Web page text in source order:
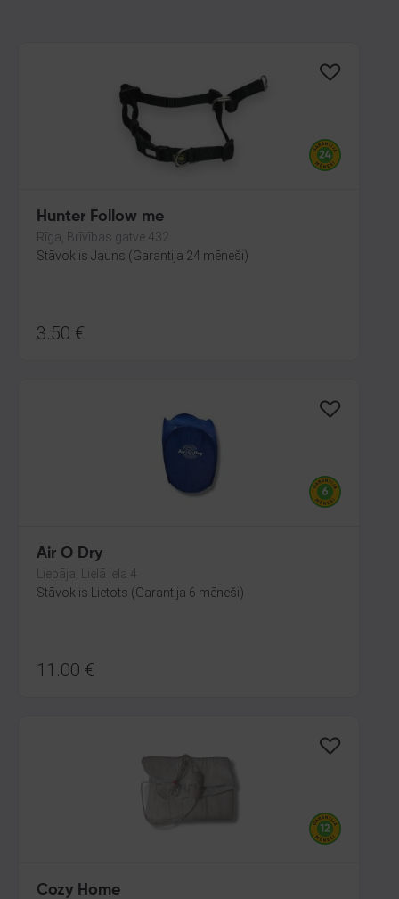
Hunter Follow me
Rīga, Brīvības gatve 432
Stāvoklis Jauns (Garantija 24 mēneši)
3.50 €
Air O Dry
Liepāja, Lielā iela 4
Stāvoklis Lietots (Garantija 6 mēneši)
11.00 €
Cozy Home